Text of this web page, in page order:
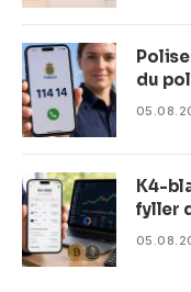
du
K4-
fyller